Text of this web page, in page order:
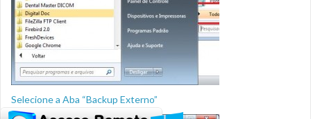
Selecione a Aba “Backup Externo”